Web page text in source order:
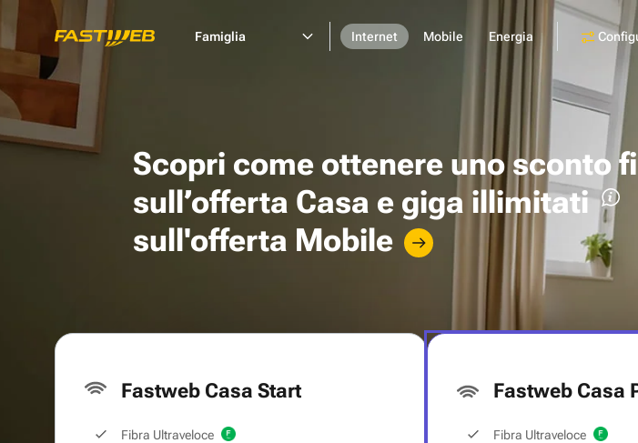
Famiglia Internet Mobile Energia
Scopri come ottenere unosconto
sull’offerta Casa e giga illimitati
sull'offerta Mobile
Fastweb Casa Start
Fibra Ultraveloce
Fastweb Casa
Fibra Ultraveloce